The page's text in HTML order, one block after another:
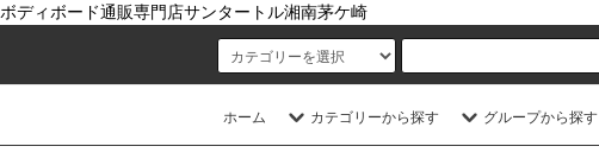
ボディボード通販専門店サンタートル湘南茅ケ崎
ホーム カテゴリーから探す グループから探す